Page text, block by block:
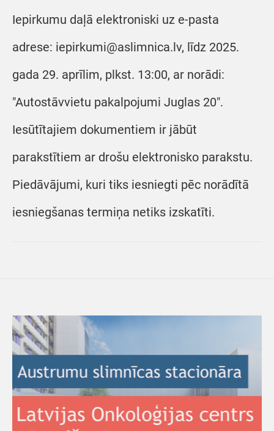
Iepirkumu daļā elektroniski uz e-pasta
adrese: iepirkumi@aslimnica.lv, līdz 2025.
gada 29. aprīlim, plkst. 13:00, ar norādi:
"Autostāvvietu pakalpojumi Juglas 20".
Iesūtītajiem dokumentiem ir jābūt
parakstītiem ar drošu elektronisko parakstu.
Piedāvājumi, kuri tiks iesniegti pēc norādītā
iesniegšanas termiņa netiks izskatīti.